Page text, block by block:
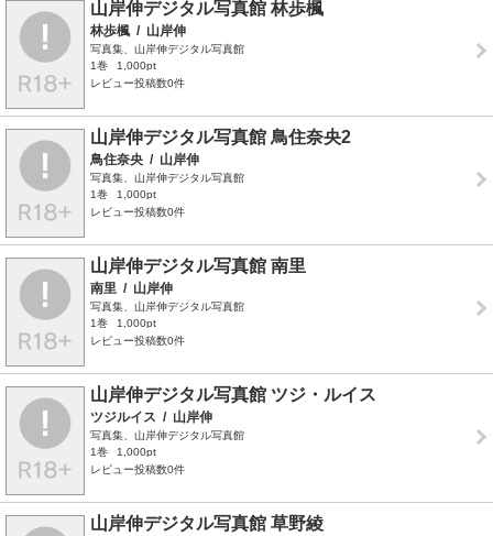
山岸伸デジタル写真館 林歩楓
林歩楓 / 山岸伸
写真集、山岸伸デジタル写真館
1巻
1,000pt
レビュー投稿数0件
山岸伸デジタル写真館 鳥住奈央2
鳥住奈央 / 山岸伸
写真集、山岸伸デジタル写真館
1巻
1,000pt
レビュー投稿数0件
山岸伸デジタル写真館 南里
南里 / 山岸伸
写真集、山岸伸デジタル写真館
1巻
1,000pt
レビュー投稿数0件
山岸伸デジタル写真館 ツジ・ルイス
ツジルイス / 山岸伸
写真集、山岸伸デジタル写真館
1巻
1,000pt
レビュー投稿数0件
山岸伸デジタル写真館 草野綾